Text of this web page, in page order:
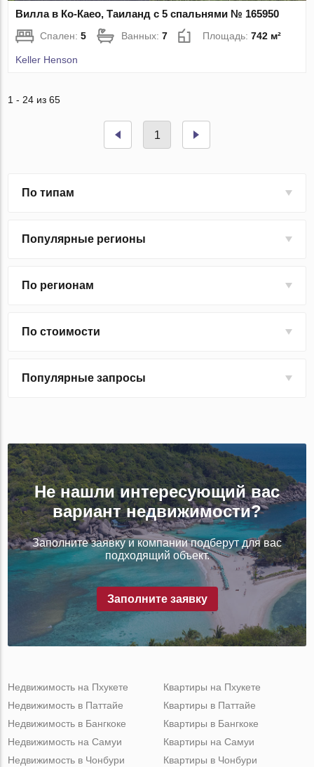
Вилла в Ко-Каео, Таиланд с 5 спальнями № 165950
Спален:5 Ванных:7 Площадь:742 м²
Keller Henson
1 - 24 из 65
1
По типам
Популярные регионы
По регионам
По стоимости
Популярные запросы
Не нашли интересующий вас
вариант недвижимости?
Заполните заявку и компании подберут для вас
подходящий объект.
Заполните заявку
Недвижимость на Пхукете
Недвижимость в Паттайе
Недвижимость в Бангкоке
Недвижимость на Самуи
Недвижимость в Чонбури
Квартиры на Пхукете
Квартиры в Паттайе
Квартиры в Бангкоке
Квартиры на Самуи
Квартиры в Чонбури